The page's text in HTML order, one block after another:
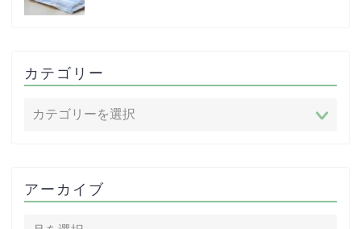
カテゴリー
アーカイブ